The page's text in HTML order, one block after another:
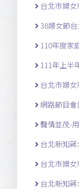
台北市婦
38婦女節
110年度家
111年上半
台北市婦
網路節目
聲情並茂-
台北新知
台北市婦
台北新知